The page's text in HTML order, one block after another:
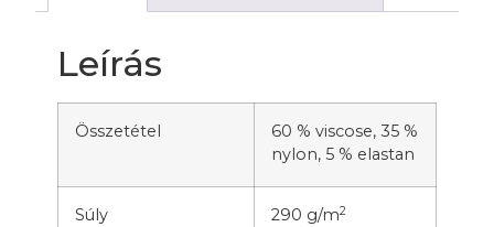
Leírás
Összetétel
60 % viscose, 35 %
nylon, 5 % elastan
Súly 290 g/m2